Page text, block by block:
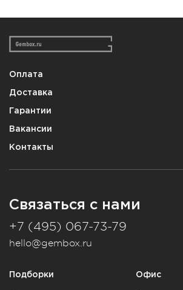
Оплата
Доставка
Гарантии
Вакансии
Контакты
Связаться с нами
+7 (495) 067-73-79
hello@gembox.ru
Подборки Офис